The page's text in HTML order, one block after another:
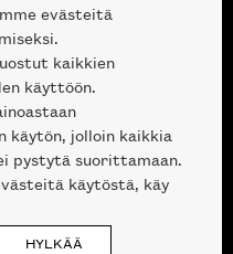
evästeitä
kaikkien
käyttöön.
jolloin kaikkia
pystytä suorittamaan.
käytöstä, käy
HYLKÄÄ